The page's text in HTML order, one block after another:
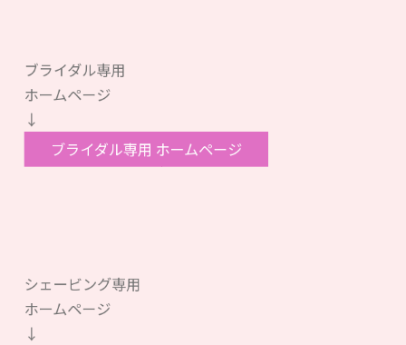
ブライダル専用
ホームページ
↓
ブライダル専用 ホームページ
シェービング専用
ホームページ
↓